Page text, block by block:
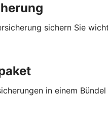
sichern Sie
in einem